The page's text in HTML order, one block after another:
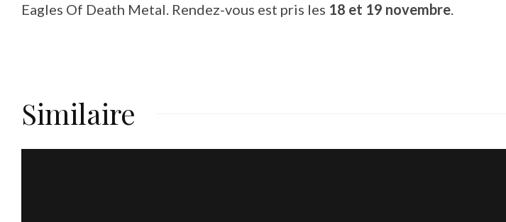
Eagles Of Death Metal. Rendez-vous est pris les 18 et 19 novembre.
Similaire